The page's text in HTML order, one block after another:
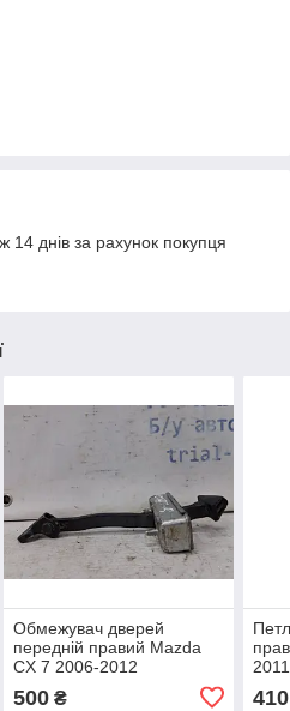
днів за рахунок покупця
Обмежувач дверей
передній правий Mazda
CX 7 2006-2012
EG2158270H (Арт. 65568)
500₴ 410